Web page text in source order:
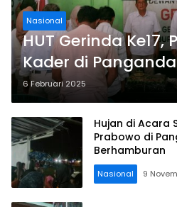
Nasional
HUT Gerinda
Kader di
Soliditas
6 Februari 2025
Hujan di Acara
Prabowo di
Berhamburan
Nasional 9